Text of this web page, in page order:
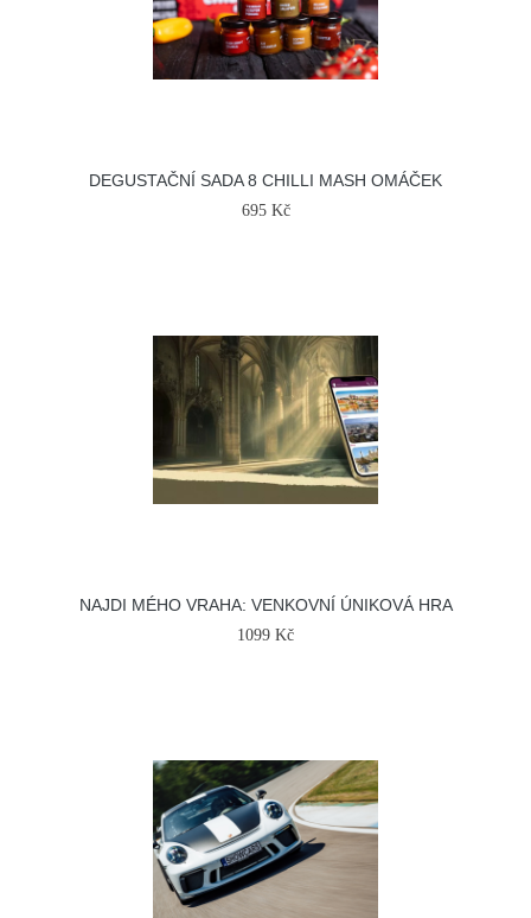
DEGUSTAČNÍ SADA 8 CHILLI MASH OMÁČEK
695 Kč
NAJDI MÉHO VRAHA: VENKOVNÍ ÚNIKOVÁ HRA
1099 Kč